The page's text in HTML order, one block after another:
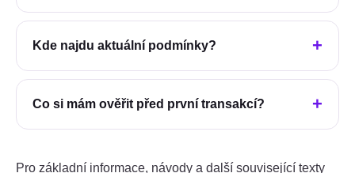
Kde najdu aktuální podmínky?
Co si mám ověřit před první transakcí?
Pro základní informace, návody a další související texty